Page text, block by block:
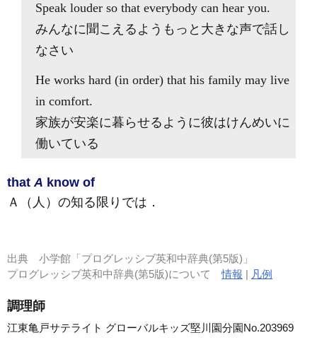
Speak louder so that everybody can hear you.
みんなに聞こえるようもっと大きな声で話し
なさい
He works hard (in order) that his family may live
in comfort.
家族が安楽に暮らせるように彼はけんめいに
働いている
thatA know of
Ａ（人）の知る限りでは ．
出典 小学館「プログレッシブ英和中辞典(第5版)」
プログレッシブ英和中辞典(第5版)について情報 | 凡例
調理師
江東亀戸サテライト グローバルキッズ堅川園分園No.203969